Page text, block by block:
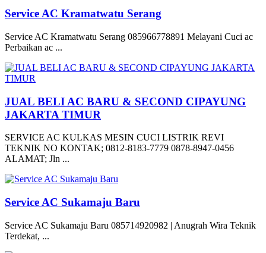
Service AC Kramatwatu Serang
Service AC Kramatwatu Serang 085966778891 Melayani Cuci ac
Perbaikan ac ...
JUAL BELI AC BARU & SECOND CIPAYUNG
JAKARTA TIMUR
SERVICE AC KULKAS MESIN CUCI LISTRIK REVI
TEKNIK NO KONTAK; 0812-8183-7779 0878-8947-0456
ALAMAT; Jln ...
Service AC Sukamaju Baru
Service AC Sukamaju Baru 085714920982 | Anugrah Wira Teknik
Terdekat, ...